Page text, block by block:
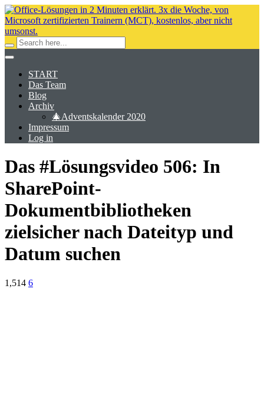
START
Das Team
Blog
Archiv
🎄Adventskalender 2020
Impressum
Log in
Das #Lösungsvideo 506: In
SharePoint-
Dokumentbibliotheken
zielsicher nach Dateityp und
Datum suchen
1,514 6